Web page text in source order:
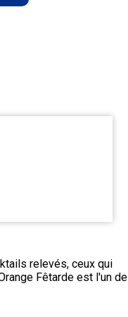
relevés, ceux qui
Fêtarde est l'un de